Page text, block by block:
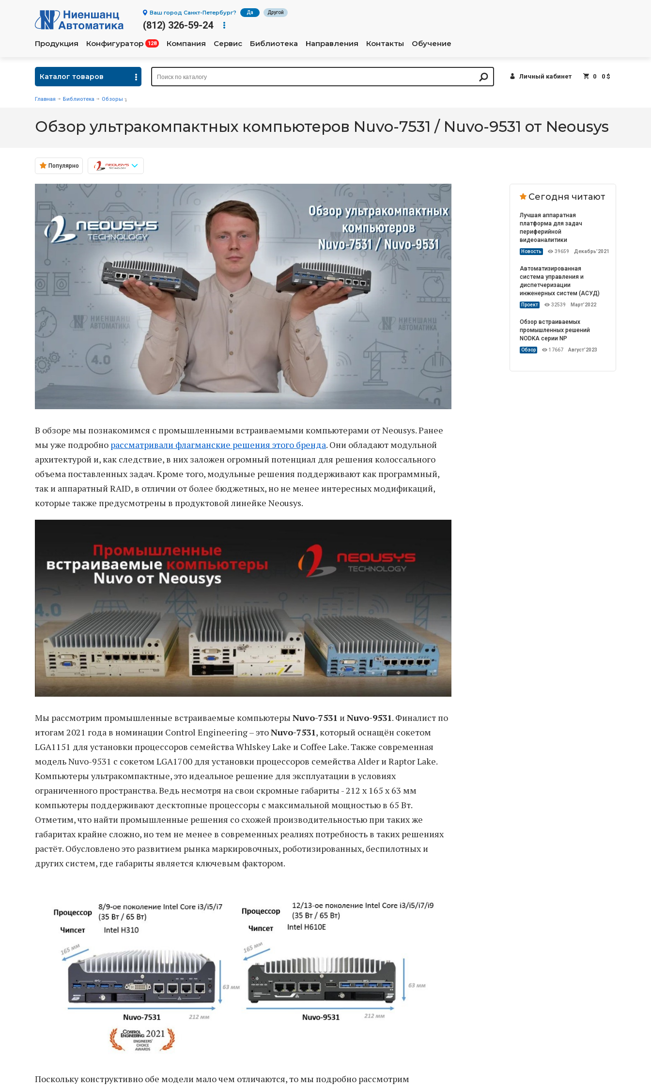
Ваш город Санкт-Петербург? Да Другой
(812) 326-59-24
Продукция Конфигуратор 128 Компания Сервис Библиотека Направления Контакты Обучение
Каталог товаров Личный кабинет 0 0 $
Главная Библиотека Обзоры
Обзор ультракомпактных компьютеров Nuvo-7531 / Nuvo-9531 от Neousys
Популярно
В обзоре мы познакомимся с промышленными встраиваемыми компьютерами от Neousys. Ранее
мы уже подробно рассматривали флагманские решения этого бренда. Они обладают модульной
архитектурой и, как следствие, в них заложен огромный потенциал для решения колоссального
объема поставленных задач. Кроме того, модульные решения поддерживают как программный,
так и аппаратный RAID, в отличии от более бюджетных, но не менее интересных модификаций,
которые также предусмотрены в продуктовой линейке Neousys.
Мы рассмотрим промышленные встраиваемые компьютеры Nuvo-7531 и Nuvo-9531. Финалист по
итогам 2021 года в номинации Control Engineering – этоNuvo-7531, который оснащён сокетом
LGA1151 для установки процессоров семейства WhIskey Lake и Coffee Lake. Также современная
модель Nuvo-9531 с сокетом LGA1700 для установки процессоров семейства Alder и Raptor Lake.
Компьютеры ультракомпактные, это идеальное решение для эксплуатации в условиях
ограниченного пространства. Ведь несмотря на свои скромные габариты - 212 х 165 х 63 мм
компьютеры поддерживают десктопные процессоры с максимальной мощностью в 65 Вт.
Отметим, что найти промышленные решения со схожей производительностью при таких же
габаритах крайне сложно, но тем не менее в современных реалиях потребность в таких решениях
растёт. Обусловлено это развитием рынка маркировочных, роботизированных, беспилотных и
других систем, где габариты является ключевым фактором.
Поскольку конструктивно обе модели мало чем отличаются, то мы подробно рассмотрим
Сегодня читают
Лучшая аппаратная
платформа для задач
периферийной
видеоаналитики
Новость 39659 Декабрь’2021
Автоматизированная
система управления и
диспетчеризации
инженерных систем (АСУД)
Проект 32539 Март’2022
Обзор встраиваемых
промышленных решений
NODKA серии NP
Обзор 17667 Август’2023